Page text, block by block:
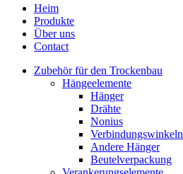
Heim
Produkte
Über uns
Contact
Zubehör für den Trockenbau
Hängeelemente
Hänger
Drähte
Nonius
Verbindungswinkeln
Andere Hänger
Beutelverpackung